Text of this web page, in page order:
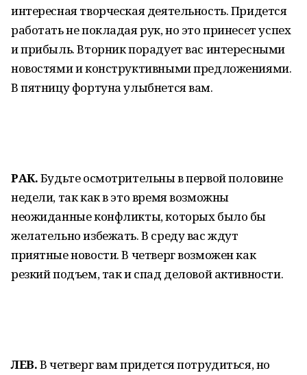
интересная творческая деятельность. Придется
работать не покладая рук, но это принесет успех
и прибыль. Вторник порадует вас интересными
новостями и конструктивными предложениями.
В пятницу фортуна улыбнется вам.
РАК.Будьте осмотрительны в первой половине
недели, так как в это время возможны
неожиданные конфликты, которых было бы
желательно избежать. В среду вас ждут
приятные новости. В четверг возможен как
резкий подъем, так и спад деловой активности.
ЛЕВ.В четверг вам придется потрудиться, но